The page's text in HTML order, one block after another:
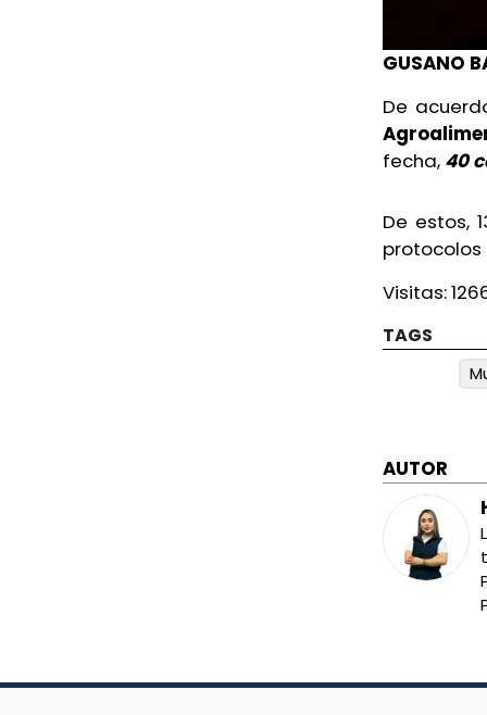
GUSANO
De
fecha, 40
De estos,
protocolos
Visitas:
TAGS
AUTOR